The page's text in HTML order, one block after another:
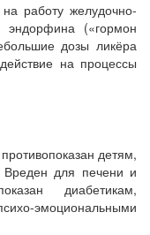
работу желудочно-
эндорфина («гормон
дозы ликёра
на процессы
детям,
для печени и
диабетикам,
эмоциональными